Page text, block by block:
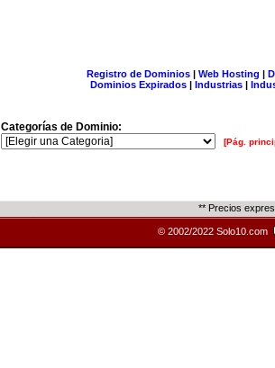
Registro de Dominios| Web Hosting |
Dominios Expirados | Industrias |
Categorías de Dominio:
[Pág.
** Precios
© 2002/2022 Solo10.com